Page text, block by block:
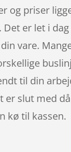
og priser
er let i
vare.
til din
er slut med
kø til kassen.